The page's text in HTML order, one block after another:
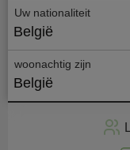
Uw nationaliteit
België
woonachtig zijn
België